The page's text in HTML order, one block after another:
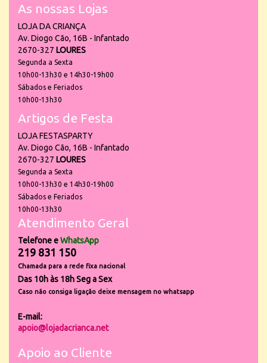
As nossas Lojas
LOJA DA CRIANÇA
Av. Diogo Cão, 16B - Infantado
2670-327 LOURES
Segunda a Sexta
10h00-13h30 e 14h30-19h00
Sábados e Feriados
10h00-13h30
Artigos de Festa
LOJA FESTASPARTY
Av. Diogo Cão, 16B - Infantado
2670-327 LOURES
Segunda a Sexta
10h00-13h30 e 14h30-19h00
Sábados e Feriados
10h00-13h30
Atendimento Geral
Telefone eWhatsApp
219 831 150
Chamada para a rede fixa nacional
Das 10h às 18h Seg a Sex
Caso não consiga ligação deixe mensagem no whatsapp
E-mail:
apoio@lojadacrianca.net
Apoio ao Cliente